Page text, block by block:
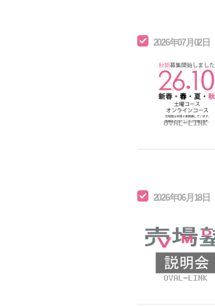
2026年07月02日
2026年06月18日